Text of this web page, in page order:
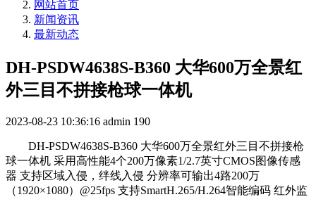
网站首页
新闻资讯
最新动态
DH-PSDW4638S-B360 大华600万全景红
外三目不拼接枪球一体机
2023-08-23 10:36:16 admin 190
DH-PSDW4638S-B360 大华600万全景红外三目不拼接枪
球一体机 采用高性能4个200万像素1/2.7英寸CMOS图像传感
器 支持区域入侵，绊线入侵 分辨率可输出4路200万
（1920×1080）@25fps 支持SmartH.265/H.264智能编码 红外监